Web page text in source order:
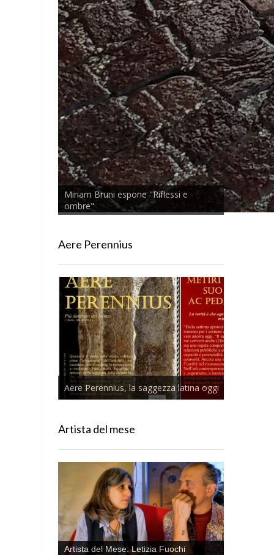
Miriam Bruni espone "Riflessi e
ombre"
Aere Perennius
Aere Perennius, la saggezza latina oggi
Artista del mese
Artista del Mese: Letizia Fuochi